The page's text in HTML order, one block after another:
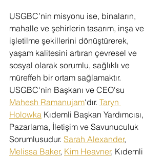
USGBC’nin misyonu ise, binaların,
mahalle ve şehirlerin tasarım, inşa ve
işletilme şekillerini dönüştürerek,
yaşam kalitesini artıran çevresel ve
sosyal olarak sorumlu, sağlıklı ve
müreffeh bir ortam sağlamaktır.
USGBC'nin Başkanı ve CEO'su
Mahesh Ramanujam'dır. Taryn
Holowka Kıdemli Başkan Yardımcısı,
Pazarlama, İletişim ve Savunuculuk
Sorumlusudur. Sarah Alexander,
Melissa Baker, Kim Heavner, Kıdemli